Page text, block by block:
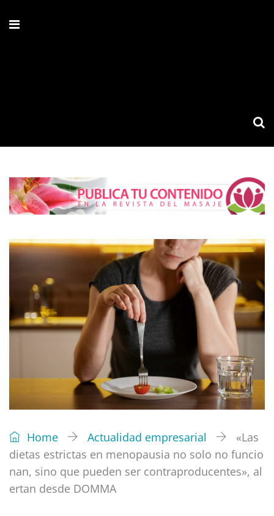
Home Actualidad empresarial
«Las
dietas estrictas en menopausia no solo no funcio
nan, sino que pueden ser contraproducentes», al
ertan desde DOMMA